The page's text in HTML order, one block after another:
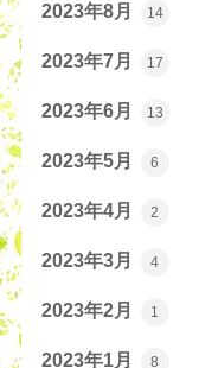
2023年8月 14
2023年7月 17
2023年6月 13
2023年5月 6
2023年4月 2
2023年3月 4
2023年2月 1
2023年1月 8